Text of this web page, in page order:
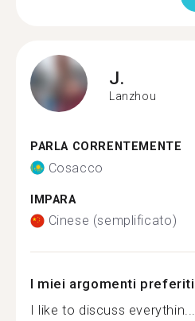
J.
Lanzhou
PARLA CORRENTEMENTE
Cosacco
IMPARA
Cinese (semplificato)
I miei argomenti preferiti
I like to discuss everythin...